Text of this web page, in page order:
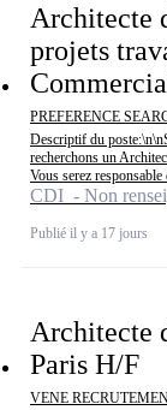
Architecte
projets
PREFERENCE
Descriptif du
recherchons un
Vous serez
CDI - Non
Publié il y a 17 jours
Architecte
Paris H/F
VENE